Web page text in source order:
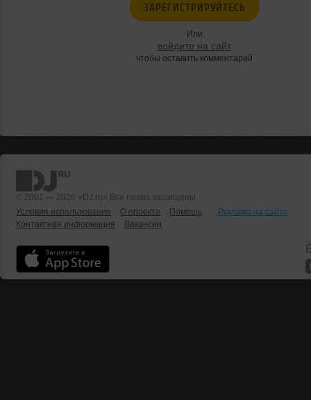
ЗАРЕГИСТРИРУЙТЕСЬ
Или
войдите на сайт
чтобы оставить комментарий
© 2001 — 2026 «DJ.ru» Все права защищены.
Условия использования
О проекте Помощь
Реклама на сайте
Контактная информация
Вакансии